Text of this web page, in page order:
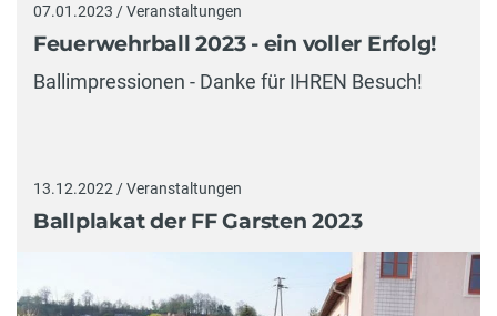
07.01.2023 / Veranstaltungen
Feuerwehrball 2023 - ein voller Erfolg!
Ballimpressionen - Danke für IHREN Besuch!
13.12.2022 / Veranstaltungen
Ballplakat der FF Garsten 2023